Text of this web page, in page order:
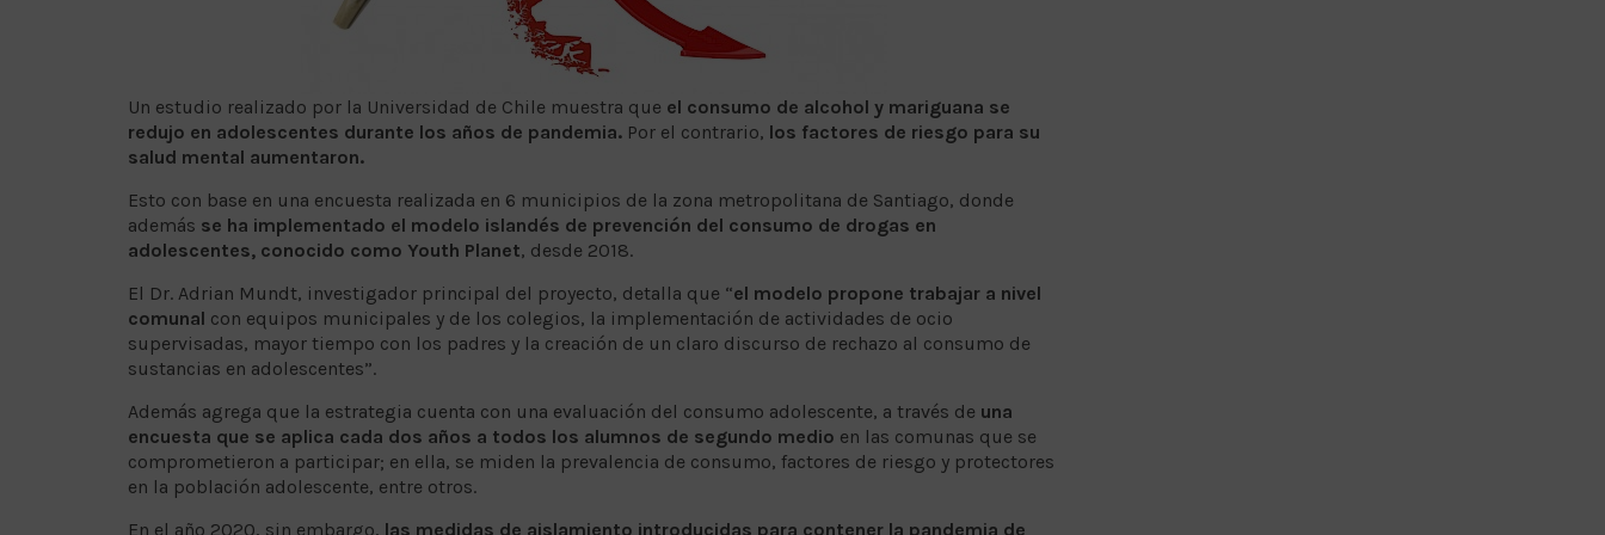
Un estudio realizado por la Universidad de Chile muestra que el consumo de alcohol y mariguana se
redujo en adolescentes durante los años de pandemia. Por el contrario, los factores de riesgo para su
salud mental aumentaron.
Esto con base en una encuesta realizada en 6 municipios de la zona metropolitana de Santiago, donde
además se ha implementado el modelo islandés de prevención del consumo de drogas en
adolescentes, conocido como Youth Planet, desde 2018.
El Dr. Adrian Mundt, investigador principal del proyecto, detalla que “el modelo propone trabajar a nivel
comunal con equipos municipales y de los colegios, la implementación de actividades de ocio
supervisadas, mayor tiempo con los padres y la creación de un claro discurso de rechazo al consumo de
sustancias en adolescentes”.
Además agrega que la estrategia cuenta con una evaluación del consumo adolescente, a través de una
encuesta que se aplica cada dos años a todos los alumnos de segundo medio en las comunas que se
comprometieron a participar; en ella, se miden la prevalencia de consumo, factores de riesgo y protectores
en la población adolescente, entre otros.
En el año 2020, sin embargo, las medidas de aislamiento introducidas para contener la pandemia de